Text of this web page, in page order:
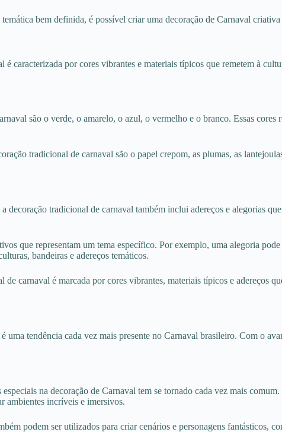
bem definida, é possível criar uma decoração de Carnaval
é caracterizada por cores vibrantes e materiais típicos que remetem à
são o verde, o amarelo, o azul, o vermelho e o branco. Essas
tradicional de carnaval são o papel crepom, as plumas, as
decoração tradicional de carnaval também inclui adereços e alegorias
que representam um tema específico. Por exemplo, uma alegoria
bandeiras e adereços temáticos.
de carnaval é marcada por cores vibrantes, materiais típicos e adereços
uma tendência cada vez mais presente no Carnaval brasileiro. Com o
na decoração de Carnaval tem se tornado cada vez mais
ambientes incríveis e imersivos.
podem ser utilizados para criar cenários e personagens fantásticos,